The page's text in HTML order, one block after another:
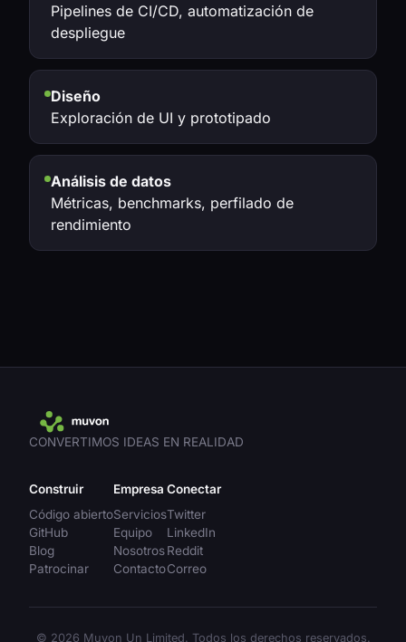
Pipelines de CI/CD, automatización de
despliegue
Diseño
Exploración de UI y prototipado
Análisis de datos
Métricas, benchmarks, perfilado de
rendimiento
CONVERTIMOS IDEAS EN REALIDAD
Construir
Código abierto
GitHub
Blog
Patrocinar
Empresa
Servicios
Equipo
Nosotros
Contacto
Conectar
Twitter
LinkedIn
Reddit
Correo
© 2026 Muvon Un Limited. Todos los derechos reservados.